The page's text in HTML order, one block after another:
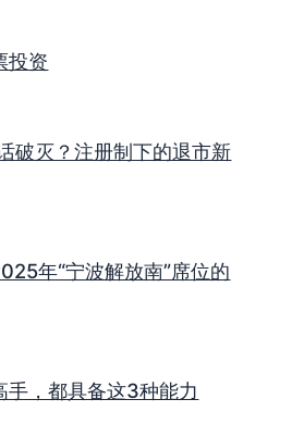
投资
破灭？注册制下的退市新
年“宁波解放南”席位的
手，都具备这3种能力